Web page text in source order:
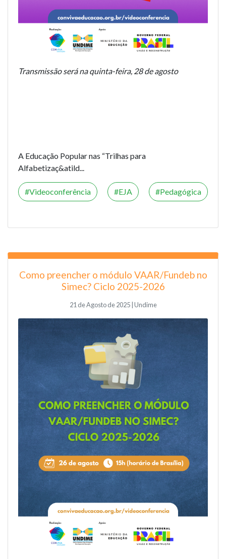
Transmissão será na quinta-feira, 28 de agosto
A Educação Popular nas “Trilhas para
Alfabetizaç&atild...
Videoconferência EJA Pedagógica
Como preencher o módulo VAAR/Fundeb no
Simec? Ciclo 2025-2026
21 de Agosto de 2025 | Undime